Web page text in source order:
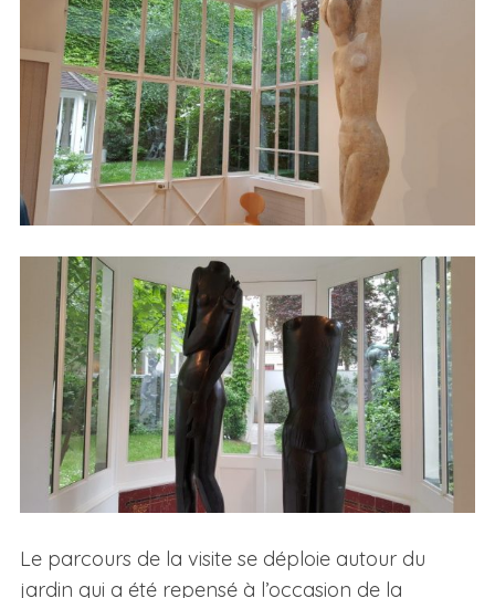
Le parcours de la visite se déploie autour du
jardin qui a été repensé à l’occasion de la